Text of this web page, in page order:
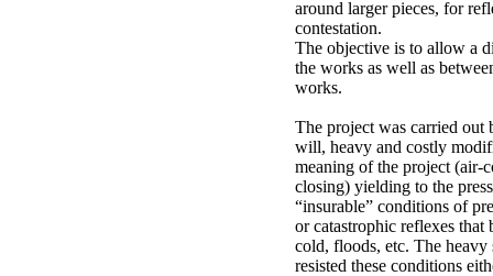
around larger pieces, for
contestation.
The objective is to allow a
the works as well as
works.
The project was carried out
will, heavy and costly
meaning of the project (air-
closing) yielding to the
“insurable” conditions of
or catastrophic reflexes
cold, floods, etc. The
resisted these conditions